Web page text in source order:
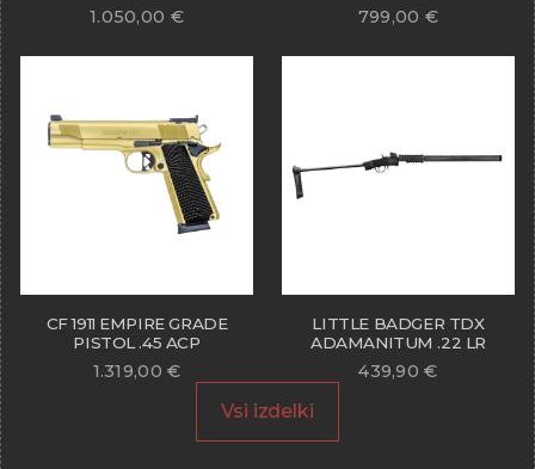
1.050,00 € 799,00 €
CF 1911 EMPIRE GRADE
PISTOL .45 ACP
1.319,00€
LITTLE BADGER TDX
ADAMANITUM .22 LR
439,90€
Vsi izdelki